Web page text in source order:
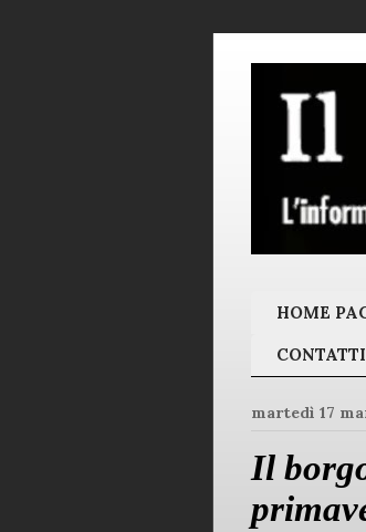
HOME
CONTATTI
martedì 17
Il